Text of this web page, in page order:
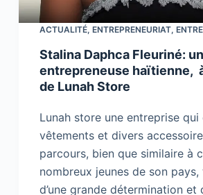
ACTUALITÉ, ENTREPRENEURIAT,
Stalina Daphca Fleuriné:
entrepreneuse haïtienne,
de Lunah Store
Lunah store une entreprise
vêtements et divers
parcours, bien que similaire à
nombreux jeunes de son
d’une grande détermination et